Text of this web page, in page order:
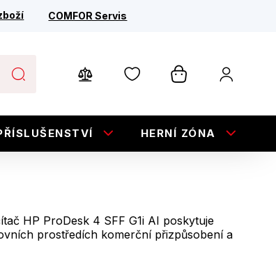
COMFOR Servis
HERNÍ ZÓNA
HP ProDesk 4 SFF G1i AI poskytuje
prostředích komerční přizpůsobení a